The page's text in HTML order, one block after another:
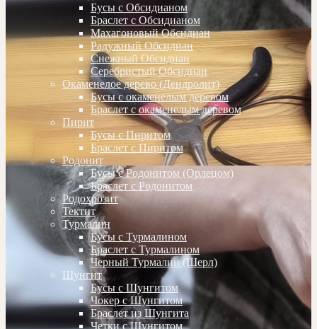
Бусы с Обсидианом
Браслет с Обсидианом
Махагоновый Обсидиан
Радужный Обсидиан
Снежный Обсидиан
Серебристый Обсидиан
Окаменелое дерево (Дендролит)
Бусы с окаменелым деревом
Браслет с окаменелым деревом
Пирит
Бусы с Пиритом
Браслет с Пиритом
Родонит
Бусы с Родонитом (Орлецом)
Браслет с Родонитом
Родохрозит
Тектит
Турмалин
Бусы с Турмалином
Браслет с Турмалином
Черный Турмалин (Шерл)
Шунгит
Бусы с Шунгитом
Чокер с Шунгитом
Браслет из Шунгита
Четки с Шунгитом